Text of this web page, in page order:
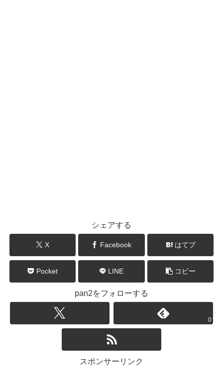
シェアする
X Facebook はてブ
Pocket LINE コピー
pan2をフォローする
0
スポンサーリンク